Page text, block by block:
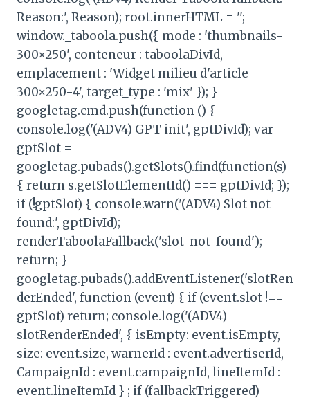
Reason:', Reason); root.innerHTML = '';
window._taboola.push({ mode : 'thumbnails-
300×250', conteneur : taboolaDivId,
emplacement : 'Widget milieu d'article
300×250-4', target_type : 'mix' }); }
googletag.cmd.push(function () {
console.log('(ADV4) GPT init', gptDivId); var
gptSlot =
googletag.pubads().getSlots().find(function(s)
{ return s.getSlotElementId() === gptDivId; });
if (!gptSlot) { console.warn('(ADV4) Slot not
found:', gptDivId);
renderTaboolaFallback('slot-not-found');
return; }
googletag.pubads().addEventListener('slotRen
derEnded', function (event) { if (event.slot !==
gptSlot) return; console.log('(ADV4)
slotRenderEnded', { isEmpty: event.isEmpty,
size: event.size, warnerId : event.advertiserId,
CampaignId : event.campaignId, lineItemId :
event.lineItemId } ; if (fallbackTriggered)